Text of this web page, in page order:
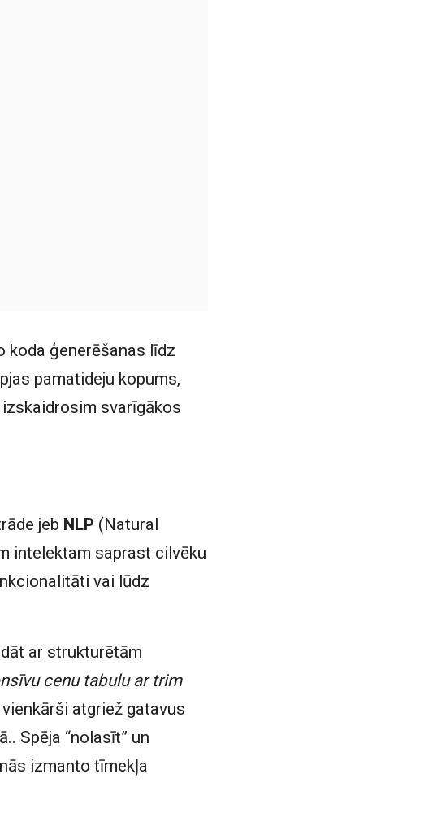
ģenerēšanas līdz
pamatideju kopums,
svarīgākos
jeb NLP (Natural
intelektam saprast cilvēku
vai lūdz
ar strukturētām
cenu tabulu ar trim
atgriež gatavus
Spēja “nolasīt” un
izmanto tīmekļa